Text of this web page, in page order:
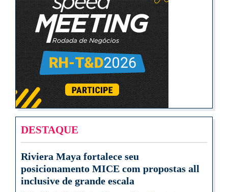
DESTAQUE
Riviera Maya fortalece seu
posicionamento MICE com propostas all
inclusive de grande escala